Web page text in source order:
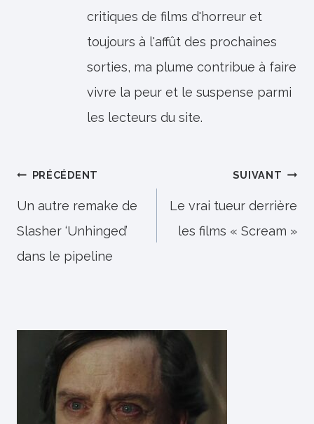
critiques de films d'horreur et
toujours à l'affût des prochaines
sorties, ma plume contribue à faire
vivre la peur et le suspense parmi
les lecteurs du site.
Navigation
de
l’article
PRÉCÉDENT
Un autre remake de
Slasher ‘Unhinged’
dans le pipeline
SUIVANT
Le vrai tueur derrière
les films « Scream »